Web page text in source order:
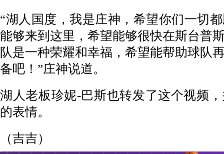
“湖人国度，我是庄神，希望你们一切
能够来到这里，希望能够很快在斯台普
队是一种荣耀和幸福，希望能帮助球队
备吧！”庄神说道。
湖人老板珍妮-巴斯也转发了这个视频
的表情。
（吉吉）